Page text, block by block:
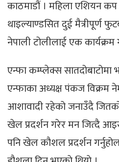
काठमाडौं । महिला एशियन
थाइल्याण्डसित दुई मैत्रीपूर्ण
नेपाली टोलीलाई एक कार्यक्रम
एन्फा कम्प्लेक्स सातदोबाटोमा
एन्फाका अध्यक्ष पंकज विक्रम
आशावादी रहेको जनाउँदै जितको
खेल प्रदर्शन गरेर मन जित्दै
पनि खेल कौशल प्रदर्शन